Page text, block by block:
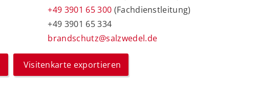
+49 3901 65 300 (Fachdienstleitung)
+49 3901 65 334
brandschutz@salzwedel.de
Visitenkarte exportieren